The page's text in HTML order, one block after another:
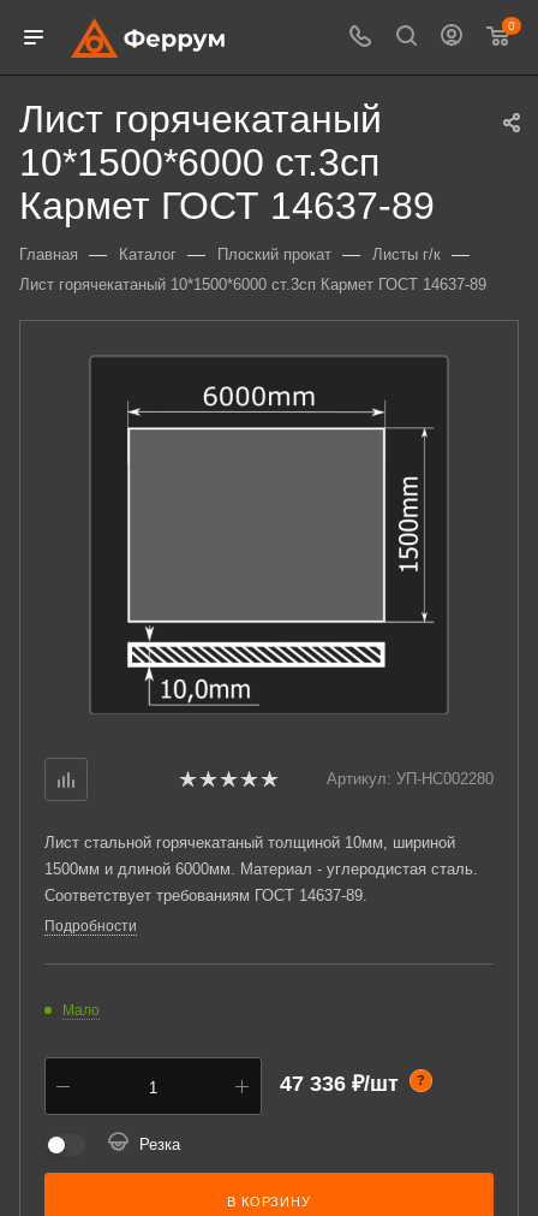
0
Лист горячекатаный
10*1500*6000 ст.3сп
Кармет ГОСТ 14637-89
Главная — Каталог — Плоский прокат — Листы г/к —
Лист горячекатаный 10*1500*6000 ст.3сп Кармет ГОСТ 14637-89
Артикул: УП-НС002280
Лист стальной горячекатаный толщиной 10мм, шириной
1500мм и длиной 6000мм. Материал - углеродистая сталь.
Соответствует требованиям ГОСТ 14637-89.
Подробности
Мало
47 336 ₽/шт ?
Резка
В КОРЗИНУ